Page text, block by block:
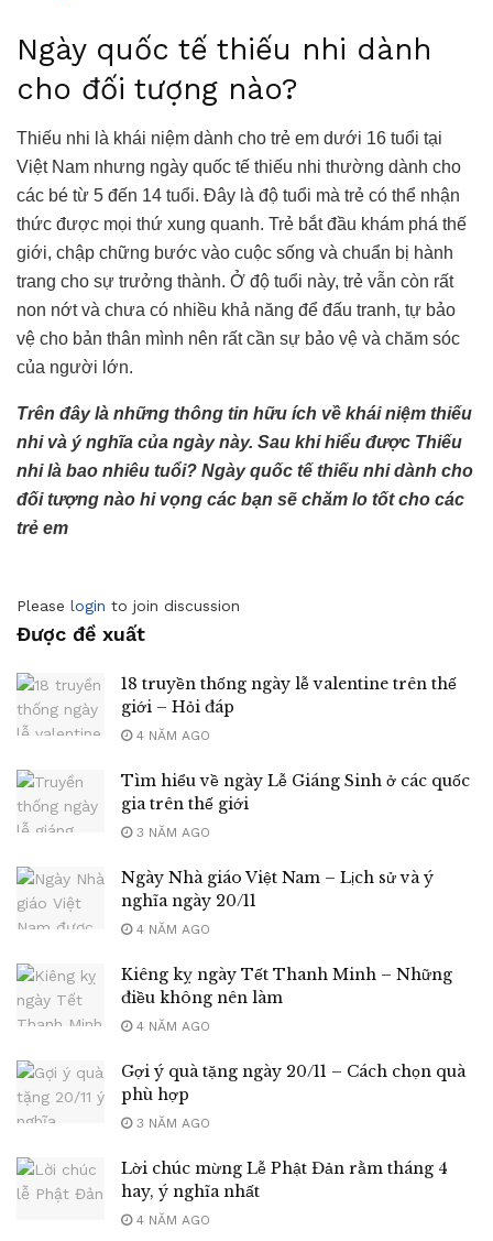
Ngày quốc tế thiếu nhi dành
cho đối tượng nào?
Thiếu nhi là khái niệm dành cho trẻ em dưới 16 tuổi tại
Việt Nam nhưng ngày quốc tế thiếu nhi thường dành cho
các bé từ 5 đến 14 tuổi. Đây là độ tuổi mà trẻ có thể nhận
thức được mọi thứ xung quanh. Trẻ bắt đầu khám phá thế
giới, chập chững bước vào cuộc sống và chuẩn bị hành
trang cho sự trưởng thành. Ở độ tuổi này, trẻ vẫn còn rất
non nớt và chưa có nhiều khả năng để đấu tranh, tự bảo
vệ cho bản thân mình nên rất cần sự bảo vệ và chăm sóc
của người lớn.
Trên đây là những thông tin hữu ích về khái niệm thiếu
nhi và ý nghĩa của ngày này. Sau khi hiểu được Thiếu
nhi là bao nhiêu tuổi? Ngày quốc tế thiếu nhi dành cho
đối tượng nào hi vọng các bạn sẽ chăm lo tốt cho các
trẻ em
Please login to join discussion
Được đề xuất
18 truyền thống ngày lễ valentine trên thế
giới – Hỏi đáp
4 NĂM AGO
Tìm hiểu về ngày Lễ Giáng Sinh ở các quốc
gia trên thế giới
3 NĂM AGO
Ngày Nhà giáo Việt Nam – Lịch sử và ý
nghĩa ngày 20/11
4 NĂM AGO
Kiêng kỵ ngày Tết Thanh Minh – Những
điều không nên làm
4 NĂM AGO
Gợi ý quà tặng ngày 20/11 – Cách chọn quà
phù hợp
3 NĂM AGO
Lời chúc mừng Lễ Phật Đản rằm tháng 4
hay, ý nghĩa nhất
4 NĂM AGO